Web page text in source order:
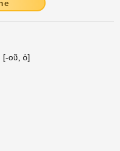
[-οῦ, ὁ]